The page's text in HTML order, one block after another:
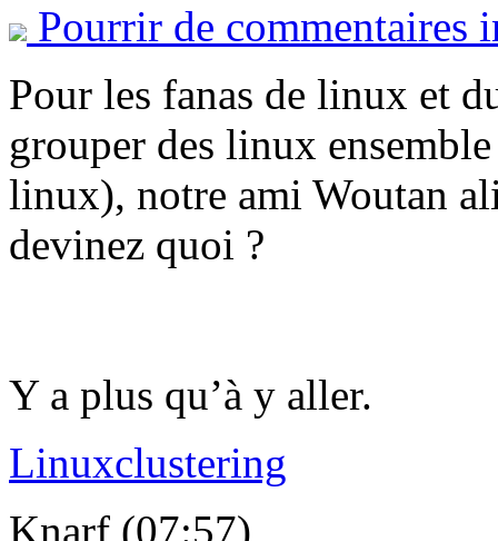
Pourrir de commentaires
Pour les fanas de linux et
grouper des linux
linux), notre ami Woutan
devinez quoi ?
Y a plus qu’à y aller.
Linuxclustering
Knarf (07:57)